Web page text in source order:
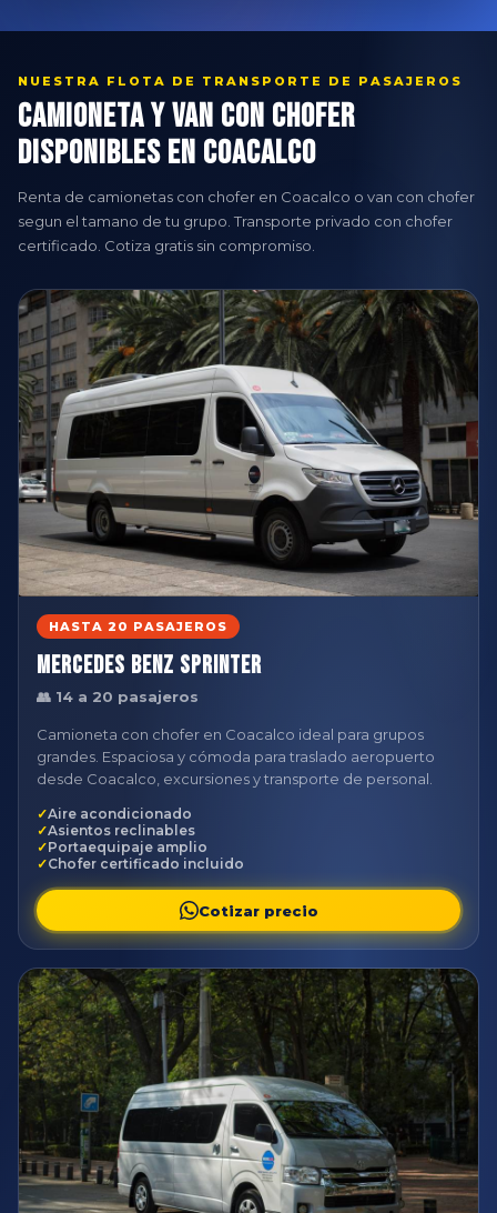
NUESTRA FLOTA DE TRANSPORTE DE PASAJEROS
Camioneta y Van con Chofer
Disponibles en Coacalco
Renta de camionetas con chofer en Coacalco o van con chofer
segun el tamano de tu grupo. Transporte privado con chofer
certificado. Cotiza gratis sin compromiso.
HASTA 20 PASAJEROS
Mercedes Benz Sprinter
👥 14 a 20 pasajeros
Camioneta con chofer en Coacalco ideal para grupos
grandes. Espaciosa y cómoda para traslado aeropuerto
desde Coacalco, excursiones y transporte de personal.
Aire acondicionado
Asientos reclinables
Portaequipaje amplio
Chofer certificado incluido
Cotizar precio